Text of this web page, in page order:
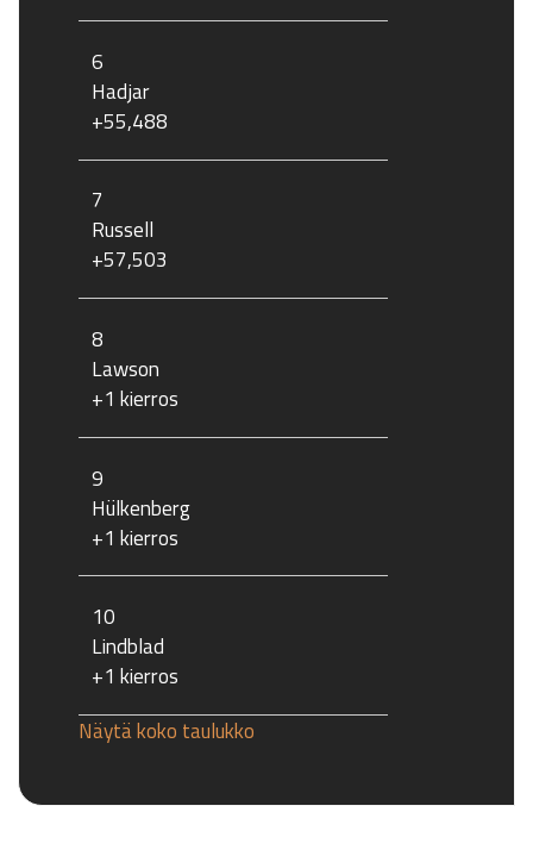
6
Hadjar
+55,488
7
Russell
+57,503
8
Lawson
+1 kierros
9
Hülkenberg
+1 kierros
10
Lindblad
+1 kierros
Näytä koko taulukko